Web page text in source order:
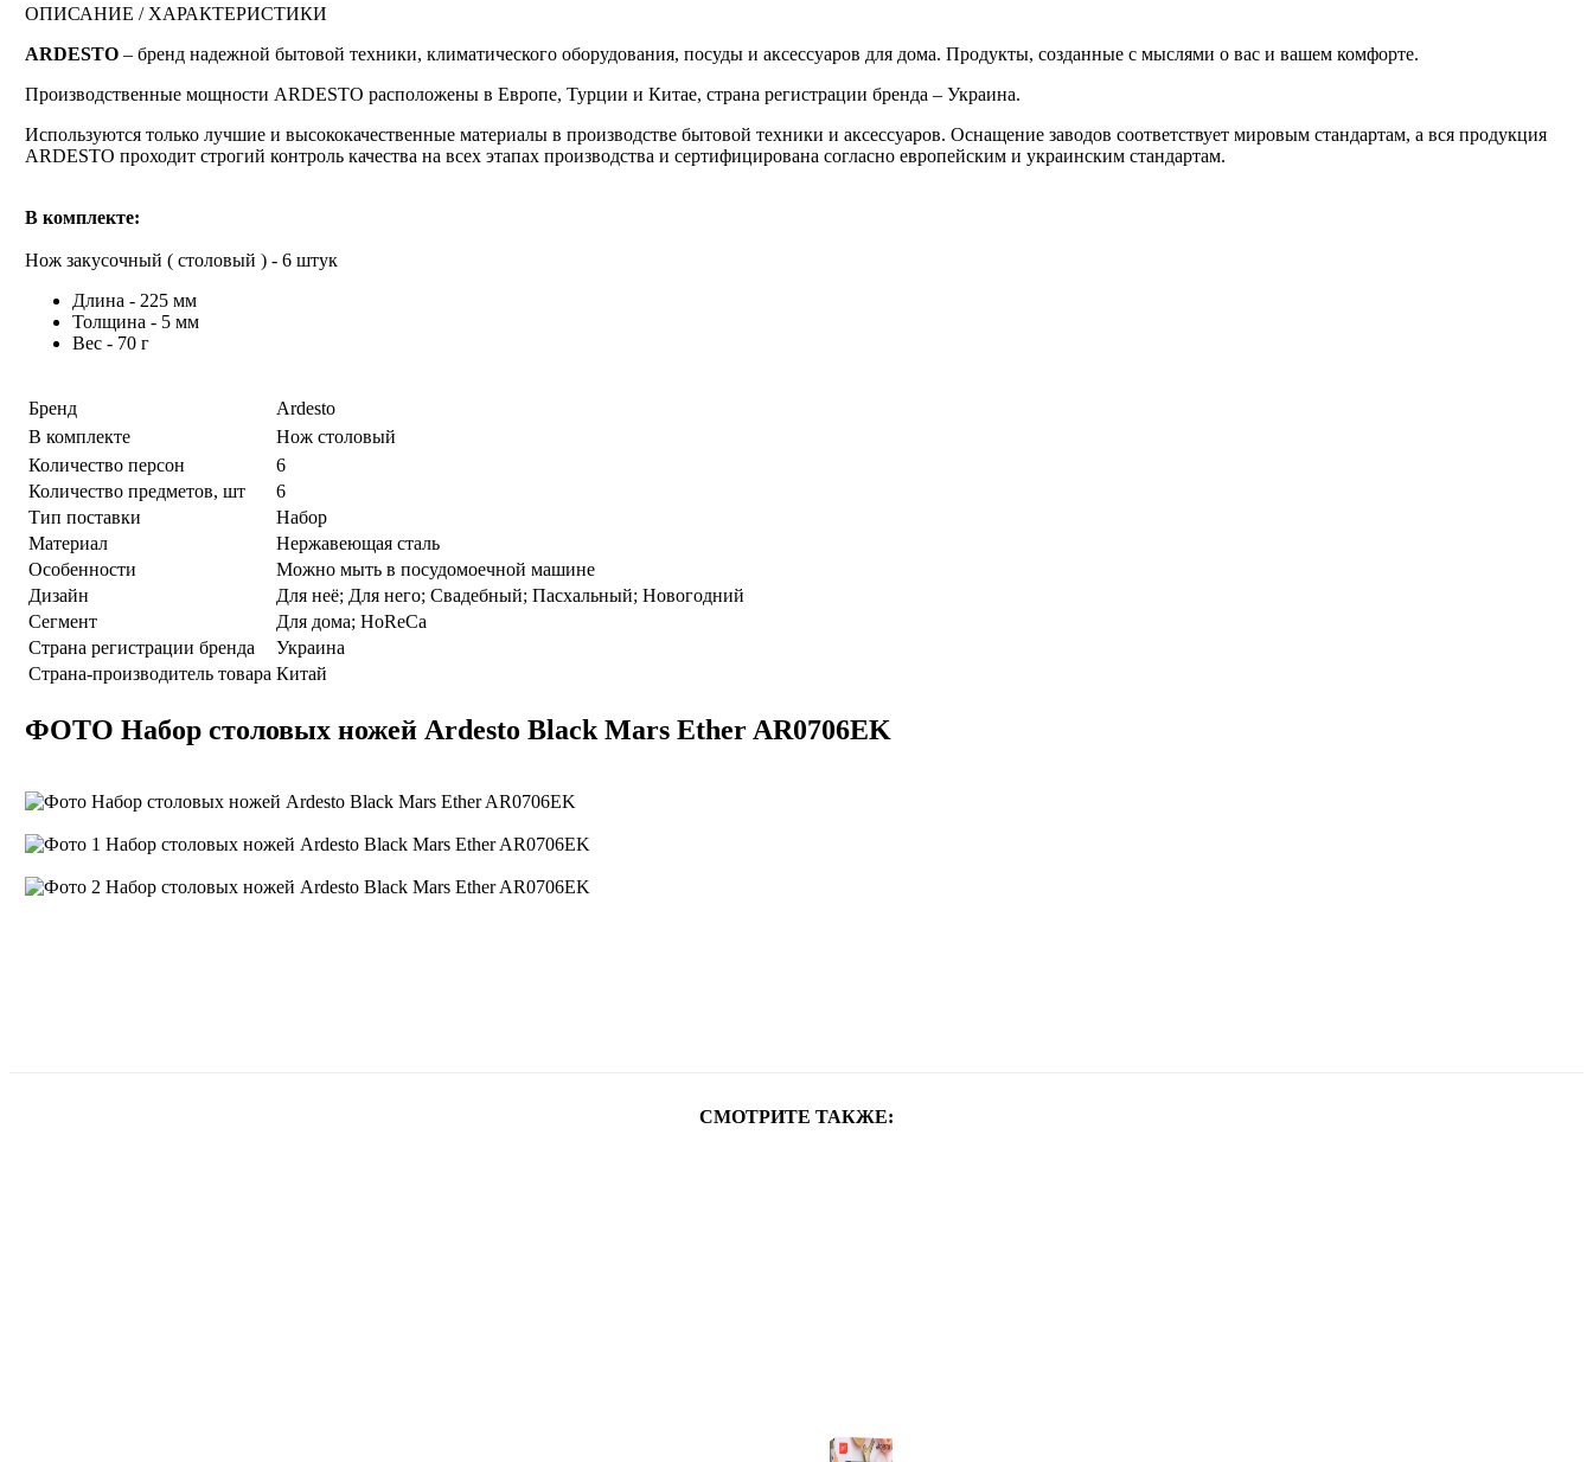
ОПИСАНИЕ / ХАРАКТЕРИСТИКИ
ARDESTO – бренд надежной бытовой техники, климатического оборудования, посуды и аксессуаров для дома. Продукты, созданные с мыслями о вас и вашем комфорте.
Производственные мощности ARDESTO расположены в Европе, Турции и Китае, страна регистрации бренда – Украина.
Используются только лучшие и высококачественные материалы в производстве бытовой техники и аксессуаров. Оснащение заводов соответствует мировым стандартам, а вся продукция
ARDESTO проходит строгий контроль качества на всех этапах производства и сертифицирована согласно европейским и украинским стандартам.
В комплекте:
Нож закусочный ( столовый ) - 6 штук
Длина - 225 мм
Толщина - 5 мм
Вес - 70 г
Бренд
Ardesto
В комплекте
Нож столовый
Количество персон
6
Количество предметов, шт
6
Тип поставки
Набор
Материал
Нержавеющая сталь
Особенности
Можно мыть в посудомоечной машине
Дизайн
Для неё; Для него; Свадебный; Пасхальный; Новогодний
Сегмент
Для дома; HoReCa
Страна регистрации бренда
Украина
Страна-производитель товара Китай
ФОТО Набор столовых ножей Ardesto Black Mars Ether AR0706EK
СМОТРИТЕ ТАКЖЕ: